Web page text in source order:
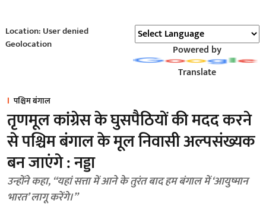
Location: User denied
Geolocation
Powered by
Translate
पश्चिम बंगाल
तृणमूल कांग्रेस के घुसपैठियों की मदद करने
से पश्चिम बंगाल के मूल निवासी अल्पसंख्यक
बन जाएंगे : नड्डा
उन्होंने कहा, ‘‘यहां सत्ता में आने के तुरंत बाद हम बंगाल में ‘आयुष्मान
भारत’ लागू करेंगे।’’